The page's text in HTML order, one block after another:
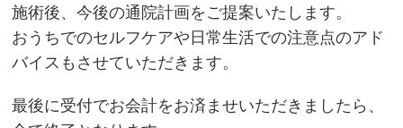
施術後、今後の通院計画をご提案いたします。
おうちでのセルフケアや日常生活での注意点のアド
バイスもさせていただきます。
最後に受付でお会計をお済ませいただきましたら、